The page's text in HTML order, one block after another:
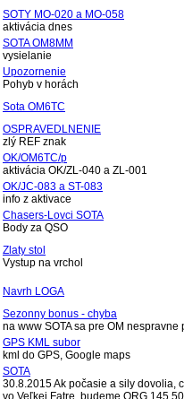
SOTY MO-020 a MO-058
aktivácia dnes
SOTA OM8MM
vysielanie
Upozornenie
Pohyb v horách
Sota OM6TC
OSPRAVEDLNENIE
zlý REF znak
OK/OM6TC/p
aktivácia OK/ZL-040 a ZL-001
OK/JC-083 a ST-083
info z aktivace
Chasers-Lovci SOTA
Body za QSO
Zlaty stol
Vystup na vrchol
Navrh LOGA
Sezonny bonus - chyba
na www SOTA sa pre OM
GPS KML subor
kml do GPS, Google maps
SOTA
30.8.2015 Ak počasie a sily dovolia,
vo Veľkej Fatre, budeme QRG